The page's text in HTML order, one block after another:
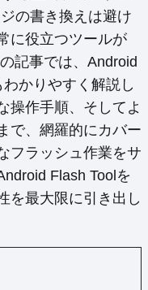
の書き換えは避け
に役立つツールが
記事では、Android
かりやすく解説し
操作手順、そしてよ
で、網羅的にカバー
フラッシュ作業をサ
Flash Toolを
を最大限に引き出し